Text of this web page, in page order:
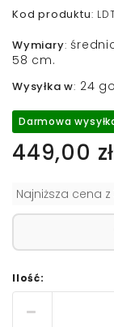
Kod produktu:
Wymiary:
58 cm.
Wysyłka w: 24
Darmowa
449,00 zł
Najniższa cena
Ilość: